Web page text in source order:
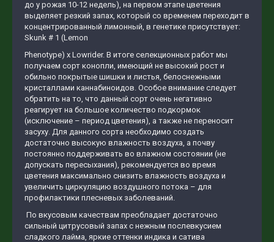
до у рожая 10-12 недель), на первом этапе цветения
выделяет резкий запах, который со временем переходит в
концентрированный лимонный, в генетике присутствует:
Skunk # 1 (Lemon
Phenotype) х Lowrider. В итоге селекционных работ мы
получаем сорт конопли, имеющий не высокий рост и
обильно покрытые шишки и листья, белоснежными
кристаллами каннабиноидов. Особое внимание следует
обратить на то, что данный сорт очень негативно
реагирует на большое количество подкормок
(исключение – период цветения), а также не переносит
засуху. Для данного сорта необходимо создать
достаточно высокую влажность воздуха, а почву
постоянно поддерживать во влажном состоянии (не
допускать пересыхания), рекомендуется во время
цветения максимально снизить влажность воздуха и
увеличить циркуляцию воздушного потока – для
профилактики плесневых заболеваний.
По вкусовым качествам преобладает достаточно
сильный цитрусовый запах с нежным послевкусием
сладкого лайма, яркие оттенки индика и сатива